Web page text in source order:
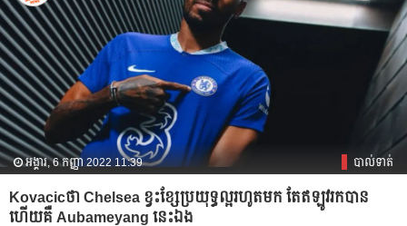
អង្គារ, 6 កញ្ញា 2022 11:39 បាល់ទាត់
Kovacicថា​ Chelsea ខ្វះ​ខ្សែប្រយុទ្ធ​ល្អ​រហូត​មក​ តែ​ឥឡូវ​រក​បាន​
ហើយ​គឺ​ Aubameyang នេះ​ឯង​